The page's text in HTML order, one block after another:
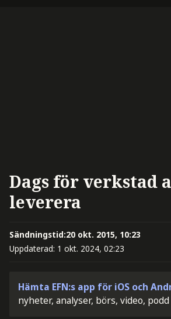
Dags för verkstad
leverera
Sändningstid:20 okt. 2015, 10:23
Uppdaterad: 1 okt. 2024, 02:23
Hämta EFN:s app för iOS och
nyheter, analyser, börs, video, podd